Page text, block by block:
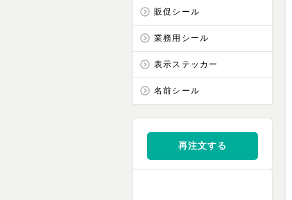
販促シール
業務用シール
表示ステッカー
名前シール
再注文する